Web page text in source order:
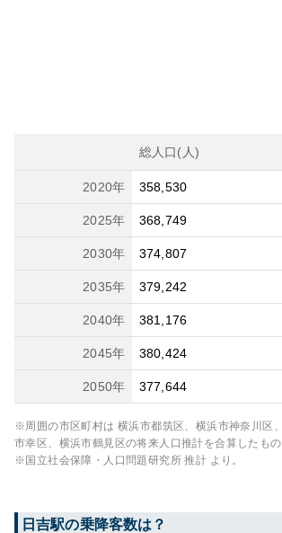
総人口(人)
2020年 358,530
2025年 368,749
2030年 374,807
2035年 379,242
2040年 381,176
2045年 380,424
2050年 377,644
※周囲の市区町村は 横浜市都筑区、横浜市神奈川区
市幸区、横浜市鶴見区の将来人口推計を合算したもの
※国立社会保障・人口問題研究所 推計 より。
日吉駅の乗降客数は？